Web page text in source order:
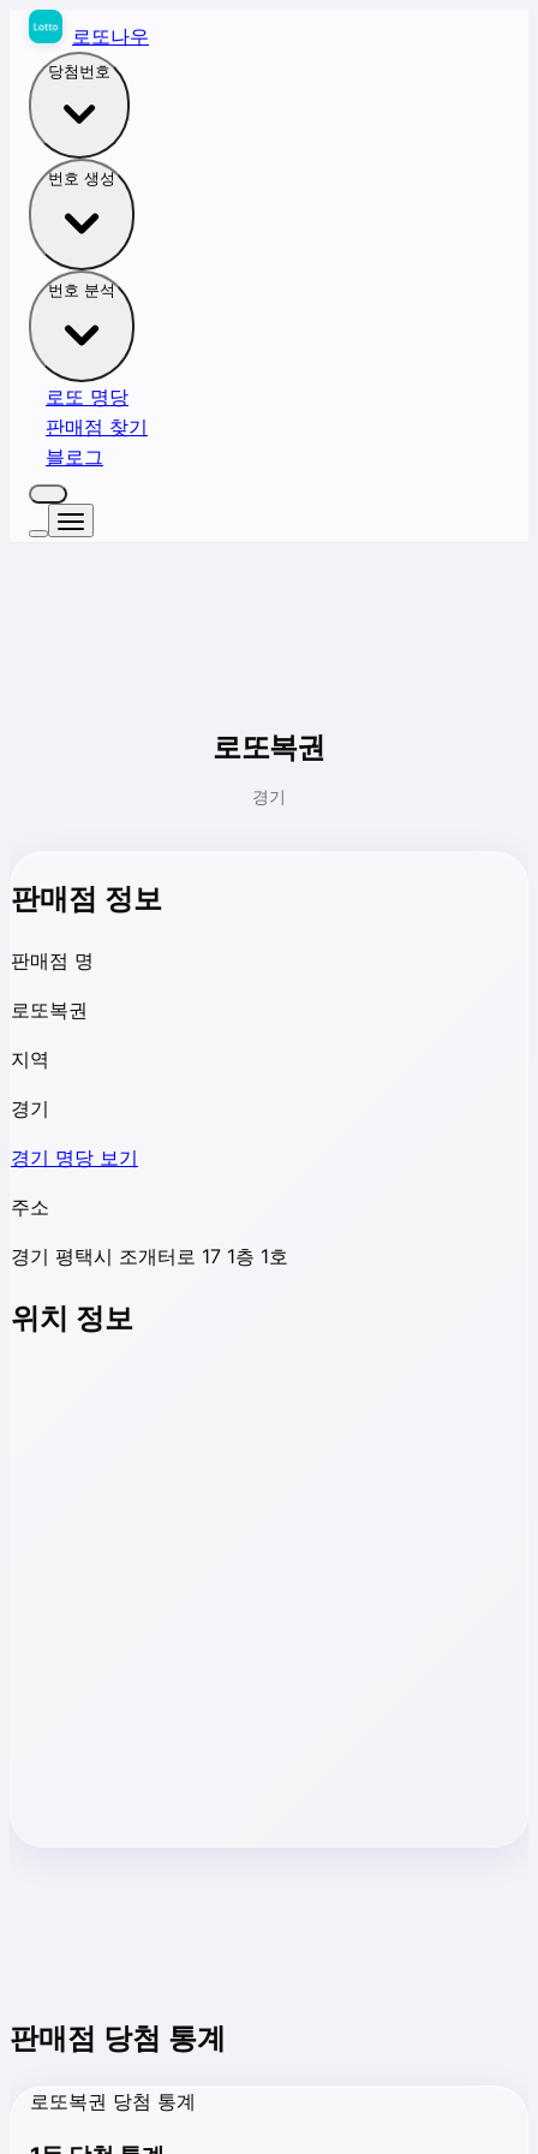
로또나우
당첨번호
번호 생성
번호 분석
로또 명당
판매점 찾기
블로그
로또복권
경기
판매점 정보
판매점 명
로또복권
지역
경기
경기 명당 보기
주소
경기 평택시 조개터로 17 1층 1호
위치 정보
판매점 당첨 통계
로또복권 당첨 통계